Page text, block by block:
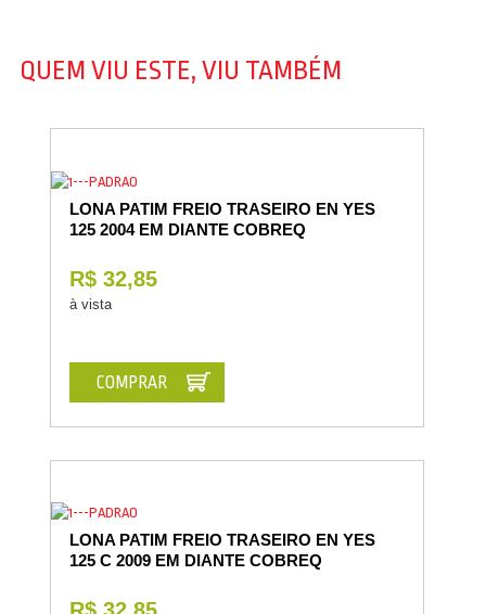
QUEM VIU ESTE, VIU TAMBÉM
LONA PATIM FREIO TRASEIRO EN YES
125 2004 EM DIANTE COBREQ
R$ 32,85
à vista
COMPRAR
LONA PATIM FREIO TRASEIRO EN YES
125 C 2009 EM DIANTE COBREQ